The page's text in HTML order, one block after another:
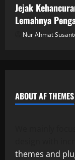
Jejak
Lemahnya
Nur Ahmat
ABOUT AF THEMES
themes and